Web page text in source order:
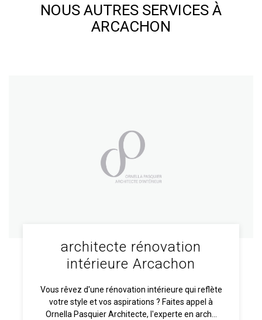
NOUS AUTRES SERVICES À
ARCACHON
architecte rénovation
intérieure Arcachon
Vous rêvez d'une rénovation intérieure qui reflète
votre style et vos aspirations ? Faites appel à
Ornella Pasquier Architecte, l'experte en arch...